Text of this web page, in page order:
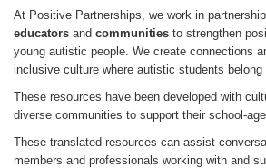
At Positive Partnerships, we work in
educators and communities to strengthen
young autistic people. We create connections
inclusive culture where autistic students belong
These resources have been developed with
diverse communities to support their school-
These translated resources can assist
members and professionals working with and